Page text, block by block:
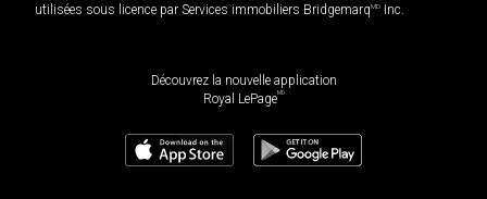
utilisées sous licence par Services immobiliers BridgemarqMD Inc.
Découvrez la nouvelle application
Royal LePageMD